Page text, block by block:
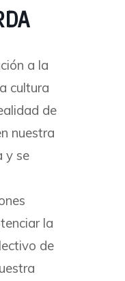
a la
cultura
de
nuestra
y se
la
de